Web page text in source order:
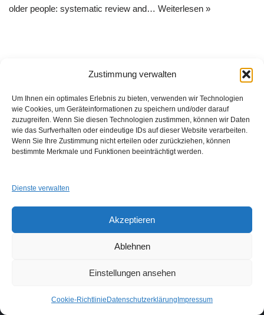
Zustimmung verwalten
Um Ihnen ein optimales Erlebnis zu bieten, verwenden wir Technologien
wie Cookies, um Geräteinformationen zu speichern und/oder darauf
zuzugreifen. Wenn Sie diesen Technologien zustimmen, können wir Daten
wie das Surfverhalten oder eindeutige IDs auf dieser Website verarbeiten.
Wenn Sie Ihre Zustimmung nicht erteilen oder zurückziehen, können
bestimmte Merkmale und Funktionen beeinträchtigt werden.
Dienste verwalten
Akzeptieren
Ablehnen
Einstellungen ansehen
Cookie-Richtlinie Datenschutzerklärung Impressum
older people: systematic review and… Weiterlesen »
GUAD e.V.
info@guad-netz.de
Impressum Datenschutzerklärung
Neve| Präsentiert vonWordPress